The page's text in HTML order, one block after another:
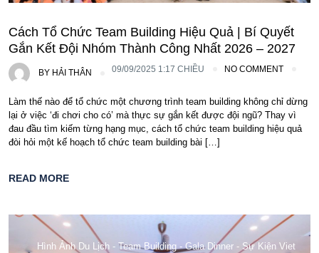
Cách Tổ Chức Team Building Hiệu Quả | Bí Quyết
Gắn Kết Đội Nhóm Thành Công Nhất 2026 – 2027
BY HẢI THÂN 09/09/2025 1:17 CHIỀU NO COMMENT
Làm thế nào để tổ chức một chương trình team building không chỉ dừng
lại ở việc ‘đi chơi cho có’ mà thực sự gắn kết được đội ngũ? Thay vì
đau đầu tìm kiếm từng hạng mục, cách tổ chức team building hiệu quả
đòi hỏi một kế hoạch tổ chức team building bài […]
READ MORE
Hình Ảnh Du Lịch - Team Building - Gala Dinner - Sự Kiện Viet